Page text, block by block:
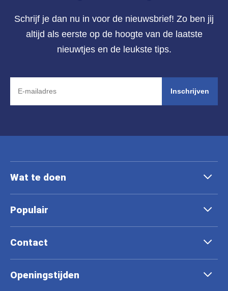
Schrijf je dan nu in voor de nieuwsbrief! Zo ben jij
altijd als eerste op de hoogte van de laatste
nieuwtjes en de leukste tips.
Inschrijven
Wat te doen
Populair
Contact
Openingstijden